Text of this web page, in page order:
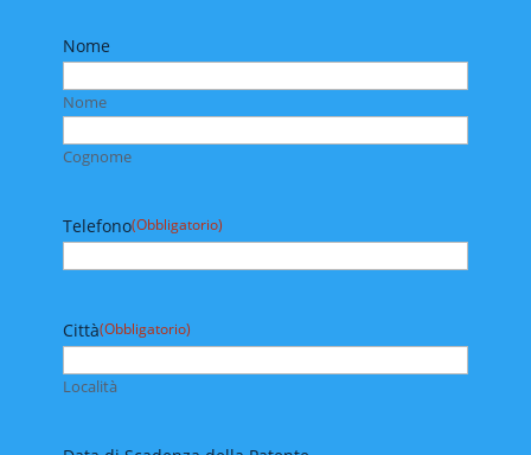
Nome
Nome
Cognome
Telefono(Obbligatorio)
Città(Obbligatorio)
Località